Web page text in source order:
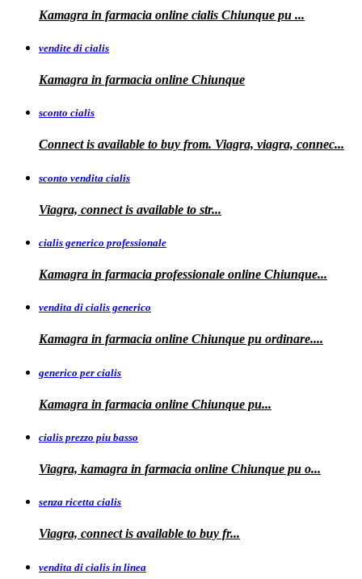
Kamagra in farmacia online cialis Chiunque pu ...
vendite di cialis
Kamagra in farmacia online Chiunque
sconto cialis
Connect is available to buy from. Viagra, viagra, connec...
sconto vendita cialis
Viagra, connect is available to str...
cialis generico professionale
Kamagra in farmacia professionale online Chiunque...
vendita di cialis generico
Kamagra in farmacia online Chiunque pu ordinare....
generico per cialis
Kamagra in farmacia online Chiunque pu...
cialis prezzo piu basso
Viagra, kamagra in farmacia online Chiunque pu o...
senza ricetta cialis
Viagra, connect is available to buy fr...
vendita di cialis in linea